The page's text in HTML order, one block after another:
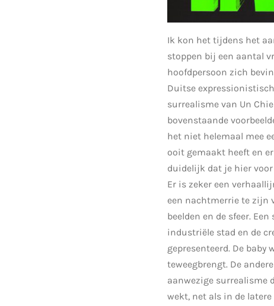
Ik kon het tijdens het
stoppen bij een aantal
hoofdpersoon zich
Duitse
surrealisme van Un
bovenstaande
het niet helemaal mee
ooit gemaakt heeft en
duidelijk dat je hier
Er is zeker een
een nachtmerrie te zijn
beelden en de sfeer.
industriële stad en de
gepresenteerd. De baby
teweegbrengt. De
aanwezige surrealisme
wekt, net als in de